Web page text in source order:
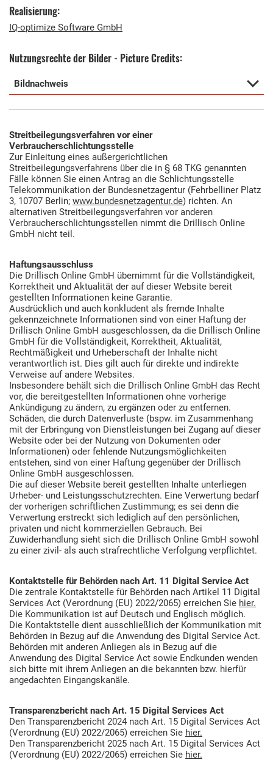
Realisierung:
IQ-optimize Software GmbH
Nutzungsrechte der Bilder - Picture Credits:
Bildnachweis
Streitbeilegungsverfahren vor einer
Verbraucherschlichtungsstelle
Zur Einleitung eines außergerichtlichen
Streitbeilegungsverfahrens über die in § 68 TKG genannten
Fälle können Sie einen Antrag an die Schlichtungsstelle
Telekommunikation der Bundesnetzagentur (Fehrbelliner Platz
3, 10707 Berlin; www.bundesnetzagentur.de) richten. An
alternativen Streitbeilegungsverfahren vor anderen
Verbraucherschlichtungsstellen nimmt die Drillisch Online
GmbH nicht teil.
Haftungsausschluss
Die Drillisch Online GmbH übernimmt für die Vollständigkeit,
Korrektheit und Aktualität der auf dieser Website bereit
gestellten Informationen keine Garantie.
Ausdrücklich und auch konkludent als fremde Inhalte
gekennzeichnete Informationen sind von einer Haftung der
Drillisch Online GmbH ausgeschlossen, da die Drillisch Online
GmbH für die Vollständigkeit, Korrektheit, Aktualität,
Rechtmäßigkeit und Urheberschaft der Inhalte nicht
verantwortlich ist. Dies gilt auch für direkte und indirekte
Verweise auf andere Websites.
Insbesondere behält sich die Drillisch Online GmbH das Recht
vor, die bereitgestellten Informationen ohne vorherige
Ankündigung zu ändern, zu ergänzen oder zu entfernen.
Schäden, die durch Datenverluste (bspw. im Zusammenhang
mit der Erbringung von Dienstleistungen bei Zugang auf dieser
Website oder bei der Nutzung von Dokumenten oder
Informationen) oder fehlende Nutzungsmöglichkeiten
entstehen, sind von einer Haftung gegenüber der Drillisch
Online GmbH ausgeschlossen.
Die auf dieser Website bereit gestellten Inhalte unterliegen
Urheber- und Leistungsschutzrechten. Eine Verwertung bedarf
der vorherigen schriftlichen Zustimmung; es sei denn die
Verwertung erstreckt sich lediglich auf den persönlichen,
privaten und nicht kommerziellen Gebrauch. Bei
Zuwiderhandlung sieht sich die Drillisch Online GmbH sowohl
zu einer zivil- als auch strafrechtliche Verfolgung verpflichtet.
Kontaktstelle für Behörden nach Art. 11 Digital Service Act
Die zentrale Kontaktstelle für Behörden nach Artikel 11 Digital
Services Act (Verordnung (EU) 2022/2065) erreichen Sie hier.
Die Kommunikation ist auf Deutsch und Englisch möglich.
Die Kontaktstelle dient ausschließlich der Kommunikation mit
Behörden in Bezug auf die Anwendung des Digital Service Act.
Behörden mit anderen Anliegen als in Bezug auf die
Anwendung des Digital Service Act sowie Endkunden wenden
sich bitte mit ihrem Anliegen an die bekannten bzw. hierfür
angedachten Eingangskanäle.
Transparenzbericht nach Art. 15 Digital Services Act
Den Transparenzbericht 2024 nach Art. 15 Digital Services Act
(Verordnung (EU) 2022/2065) erreichen Sie hier.
Den Transparenzbericht 2025 nach Art. 15 Digital Services Act
(Verordnung (EU) 2022/2065) erreichen Sie hier.